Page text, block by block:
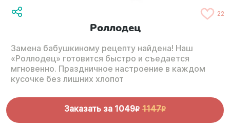
22
Роллодец
Замена бабушкиному рецепту найдена! Наш
«Роллодец» готовится быстро и съедается
мгновенно. Праздничное настроение в каждом
кусочке без лишних хлопот
Заказать за 1049R 1147R